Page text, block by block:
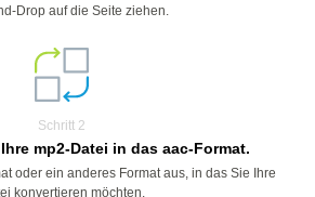
Drop auf die Seite ziehen.
Schritt 2
mp2-Datei in das aac-Format.
oder ein anderes Format aus, in das Sie Ihre
konvertieren möchten.